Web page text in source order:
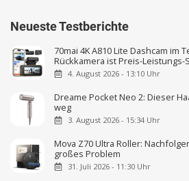
Neueste Testberichte
70mai 4K A810 Lite Dashcam im
Rückkamera ist Preis-Leistungs-
4. August 2026 - 13:10 Uhr
Dreame Pocket Neo 2: Dieser
weg
3. August 2026 - 15:34 Uhr
Mova Z70 Ultra Roller:
großes Problem
31. Juli 2026 - 11:30 Uhr